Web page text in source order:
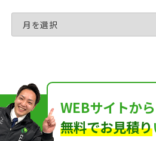
WEBサイトから
無料でお見積り